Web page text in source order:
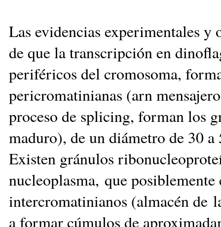
Las evidencias experimentales y
de que la transcripción en
periféricos del cromosoma,
pericromatinianas (arn
proceso de splicing, forman los
maduro), de un diámetro de 30
Existen gránulos
nucleoplasma, que
intercromatinianos (almacén de
a formar cúmulos de